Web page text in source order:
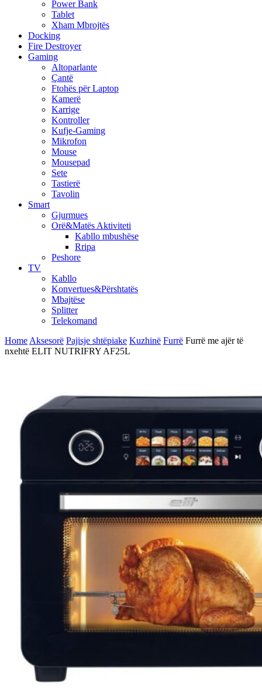
Power Bank
Tablet
Xham Mbrojtës
Docking
Fire Destroyer
Gaming
Altoparlante
Çantë
Ftohës për Laptop
Kamerë
Karrige
Kontroller
Kufje-Gaming
Mikrofon
Mouse
Mousepad
Sete
Tastierë
Tavolin
Smart
Gjurmues
Orë&Matës Aktiviteti
Kabllo mbushëse
Rripa
Peshore
TV
Kabllo
Konvertues&Përshtatës
Mbajtëse
Splitter
Telekomand
Home Aksesorë Pajisje shtëpiake Kuzhinë Furrë Furrë me ajër të
nxehtë ELIT NUTRIFRY AF25L